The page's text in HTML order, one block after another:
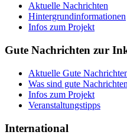
Aktuelle Nachrichten
Hintergrundinformationen
Infos zum Projekt
Gute Nachrichten zur
Aktuelle Gute
Was sind gute
Infos zum Projekt
Veranstaltungstipps
International